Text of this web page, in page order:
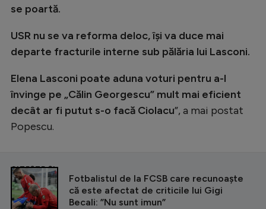
se poartă.
USR nu se va reforma deloc, își va duce mai
departe fracturile interne sub pălăria lui Lasconi.
Elena Lasconi poate aduna voturi pentru a-l
învinge pe „Călin Georgescu” mult mai eficient
decât ar fi putut s-o facă Ciolacu”, a mai postat
Popescu.
CITEȘTE ȘI
Fotbalistul de la FCSB care recunoaște
că este afectat de criticile lui Gigi
Becali: ”Nu sunt imun”